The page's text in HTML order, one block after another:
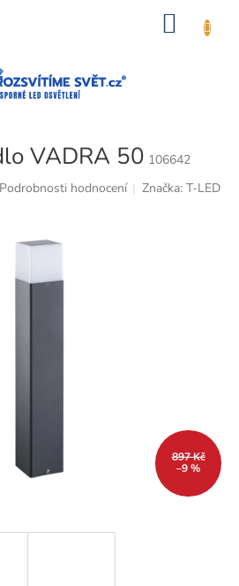
VADRA 50 106642
Podrobnosti hodnocení Značka:T-LED
897 Kč
–9 %